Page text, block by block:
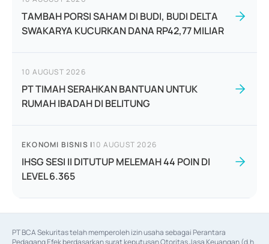
TAMBAH PORSI SAHAM DI BUDI, BUDI DELTA
SWAKARYA KUCURKAN DANA RP42,77 MILIAR
10 AUGUST 2026
PT TIMAH SERAHKAN BANTUAN UNTUK
RUMAH IBADAH DI BELITUNG
EKONOMI BISNIS |10 AUGUST 2026
IHSG SESI II DITUTUP MELEMAH 44 POIN DI
LEVEL 6.365
PT BCA Sekuritas telah memperoleh izin usaha sebagai Perantara
Pedagang Efek berdasarkan surat keputusan Otoritas Jasa Keuangan (d.h